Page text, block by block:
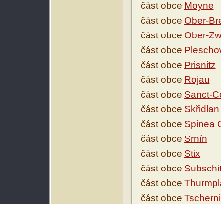
část obce Moyne
část obce Ober-
část obce Ober-
část obce
část obce Prisnitz
část obce Rojau
část obce Sanct-
část obce Skřidlan
část obce Spinea
část obce Srnín
část obce Stix
část obce
část obce
část obce